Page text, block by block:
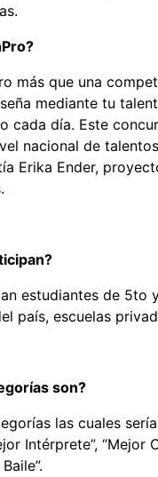
más que una
mediante tu
cada día. Este
nacional de
Erika Ender,
estudiantes de 5to
país, escuelas
son?
las cuales
Intérprete”, “Mejor